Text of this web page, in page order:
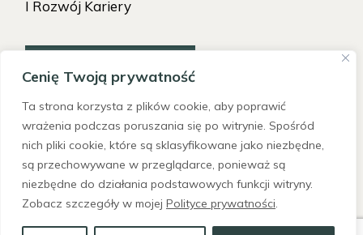
Cenię Twoją prywatność
Ta strona korzysta z plików cookie, aby poprawić
wrażenia podczas poruszania się po witrynie. Spośród
nich pliki cookie, które są sklasyfikowane jako niezbędne,
są przechowywane w przeglądarce, ponieważ są
niezbędne do działania podstawowych funkcji witryny.
Zobacz szczegóły w mojej Polityce prywatności.
I Rozwój Kariery